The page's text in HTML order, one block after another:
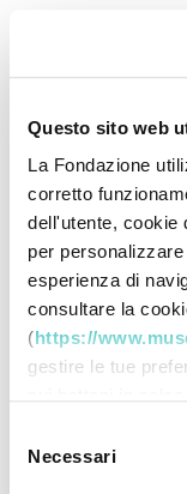
Questo sito web
La Fondazione
corretto
dell'utente, cookie
per
esperienza di
consultare la
(https://
gestire le tue
su "Accetta
utilizzando solo i
delNecessari